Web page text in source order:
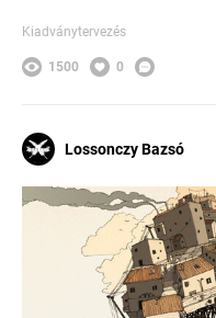
Kiadványtervezés
1500 0
Lossonczy Bazsó